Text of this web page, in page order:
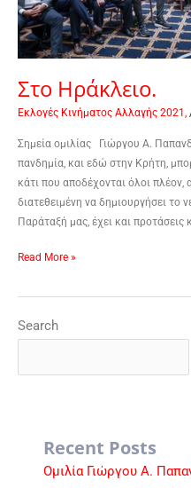
Στο Ηράκλειο.
Εκλογές Κινήματος Αλλαγής 2021,
Σημεία ομιλίας Γιώργου Α.
πανδημία, και εδώ στην Κρήτη,
κάτι που αποδέχονται όλοι πλέον,
διατεθειμένη να δημιουργήσει
Παράταξή μας, έχει και προτάσεις
Read More »
Search
Recent Posts
Ομιλία Γιώργου Α.